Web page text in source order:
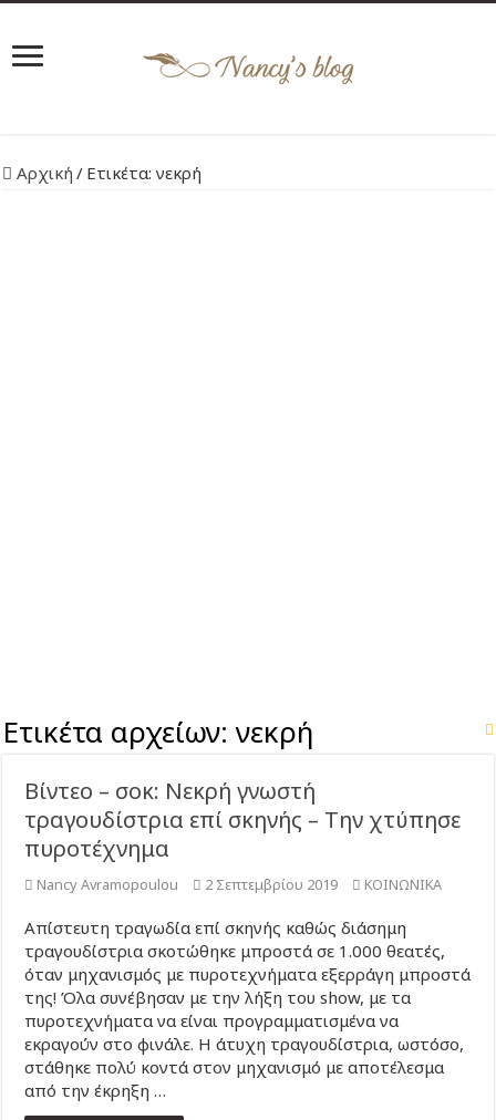
Αρχική / Ετικέτα:νεκρή
Ετικέτα αρχείων:νεκρή
Βίντεο – σοκ: Νεκρή γνωστή
τραγουδίστρια επί σκηνής – Την χτύπησε
πυροτέχνημα
Nancy Avramopoulou 2 Σεπτεμβρίου 2019 ΚΟΙΝΩΝΙΚΑ
Απίστευτη τραγωδία επί σκηνής καθώς διάσημη
τραγουδίστρια σκοτώθηκε μπροστά σε 1.000 θεατές,
όταν μηχανισμός με πυροτεχνήματα εξερράγη μπροστά
της! Όλα συνέβησαν με την λήξη του show, με τα
πυροτεχνήματα να είναι προγραμματισμένα να
εκραγούν στο φινάλε. Η άτυχη τραγουδίστρια, ωστόσο,
στάθηκε πολύ κοντά στον μηχανισμό με αποτέλεσμα
από την έκρηξη …